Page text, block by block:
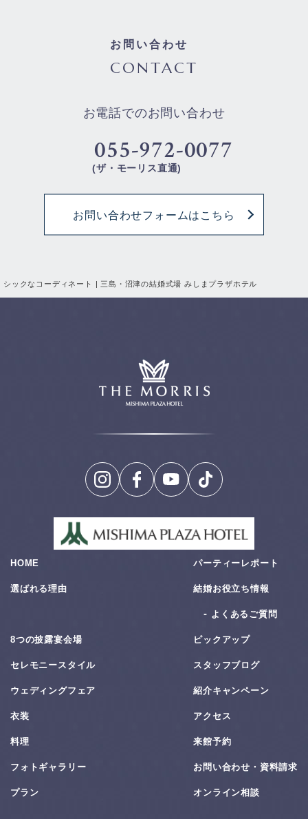
シックなコーディネート | 三島・沼津の結婚式場 みしまプラザホテル
お問い合わせ
CONTACT
お電話でのお問い合わせ
055-972-0077
(ザ・モーリス直通)
お問い合わせフォームはこちら
HOME
選ばれる理由
8つの披露宴会場
セレモニースタイル
ウェディングフェア
衣装
料理
フォトギャラリー
プラン
パーティーレポート
結婚お役⽴ち情報
よくあるご質問
ピックアップ
スタッフブログ
紹介キャンペーン
アクセス
来館予約
お問い合わせ・資料請求
オンライン相談